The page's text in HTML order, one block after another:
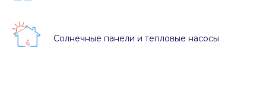
Солнечные панели и тепловые насосы